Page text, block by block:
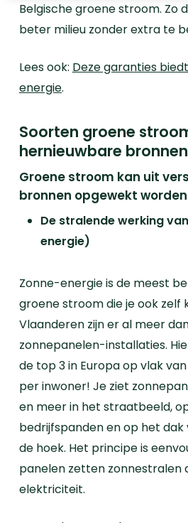
Belgische groene stroom. Zo
beter milieu zonder extra te
Lees ook: Deze garanties
energie.
Soorten groene
hernieuwbare bronnen
Groene stroom kan uit
bronnen opgewekt
De stralende werking
energie)
Zonne-energie is de meest
groene stroom die je ook zelf
Vlaanderen zijn er al meer
zonnepanelen-installaties.
de top 3 in Europa op vlak
per inwoner! Je ziet
en meer in het straatbeeld,
bedrijfspanden en op het
de hoek. Het principe is
panelen zetten zonnestralen
elektriciteit.